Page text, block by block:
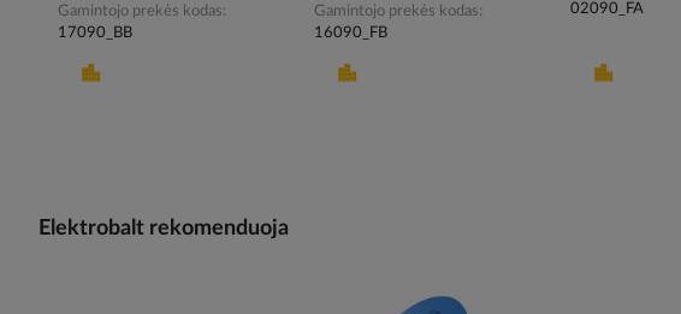
Gamintojo prekės kodas
17090_BB
Gamintojo prekės kodas
16090_FB
02090_FA
Elektrobalt rekomenduoja